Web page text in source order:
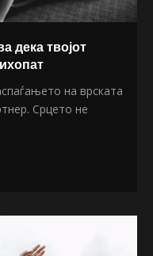
дека твојот
на врската
Срцето не